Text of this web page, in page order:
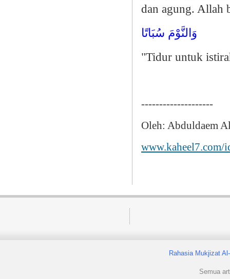
dan agung. Allah
وَالنَّوْمَ سُبَاتًا
"Tidur untuk
--------------------
Oleh: Abduldaem
www.kaheel7.com/
Rahasia Mukjizat
Semua